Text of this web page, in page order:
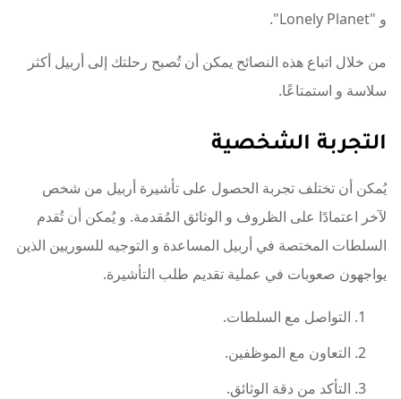
و "Lonely Planet".
من خلال اتباع هذه النصائح يمكن أن تُصبح رحلتك إلى أربيل أكثر
سلاسة و استمتاعًا.
التجربة الشخصية
يُمكن أن تختلف تجربة الحصول على تأشيرة أربيل من شخص
لآخر اعتمادًا على الظروف و الوثائق المُقدمة. و يُمكن أن تُقدم
السلطات المختصة في أربيل المساعدة و التوجيه للسوريين الذين
يواجهون صعوبات في عملية تقديم طلب التأشيرة.
التواصل مع السلطات.
التعاون مع الموظفين.
التأكد من دقة الوثائق.